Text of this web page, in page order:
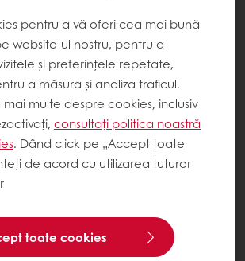
pentru a vă oferi cea mai bună
website-ul nostru, pentru a
și preferințele repetate,
a măsura și analiza traficul.
multe despre cookies, inclusiv
consultați politica noastră
. Dând click pe „Accept toate
de acord cu utilizarea tuturor
toate cookies